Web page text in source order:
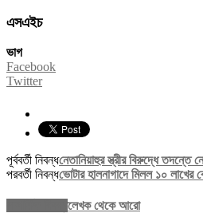
এসএইচ
ভাগ
Facebook
Twitter
পূর্ববর্তী নিবন্ধনেতানিয়াহুর স্ত্রীর বিরুদ্ধে তদন্তে
পরবর্তী নিবন্ধভোটার হালনাগাদে মিলল ১০ লাখের
লেখক থেকে আরো